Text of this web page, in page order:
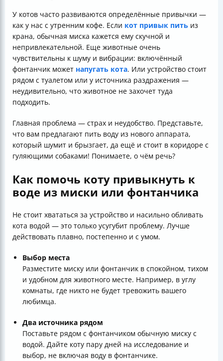
У котов часто развиваются определённые привычки —
как у нас с утренним кофе. Если кот привык пить из
крана, обычная миска кажется ему скучной и
непривлекательной. Еще животные очень
чувствительны к шуму и вибрации: включённый
фонтанчик может напугать кота. Или устройство стоит
рядом с туалетом или у источника раздражения —
неудивительно, что животное не захочет туда
подходить.
Главная проблема — страх и неудобство. Представьте,
что вам предлагают пить воду из нового аппарата,
который шумит и брызгает, да ещё и стоит в коридоре с
гуляющими собаками! Понимаете, о чём речь?
Как помочь коту привыкнуть к
воде из миски или фонтанчика
Не стоит хвататься за устройство и насильно обливать
кота водой — это только усугубит проблему. Лучше
действовать плавно, постепенно и с умом.
Выбор места
Разместите миску или фонтанчик в спокойном, тихом
и удобном для животного месте. Например, в углу
комнаты, где никто не будет тревожить вашего
любимца.
Два источника рядом
Поставьте рядом с фонтанчиком обычную миску с
водой. Дайте коту пару дней на исследование и
выбор, не включая воду в фонтанчике.